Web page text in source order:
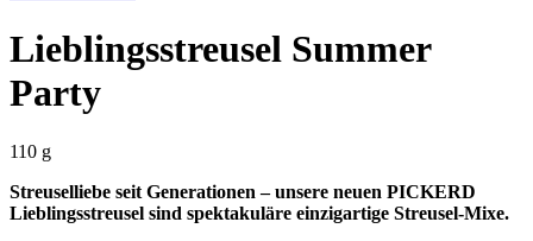
Lieblingsstreusel Summer
Party
110 g
Streuselliebe seit Generationen – unsere neuen PICKERD
Lieblingsstreusel sind spektakuläre einzigartige Streusel-Mixe.